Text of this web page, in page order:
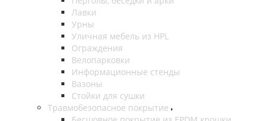
Лавки
Урны
Уличная мебель из HPL
Ограждения
Велопарковки
Информационные стенды
Вазоны
Стойки для сушки
Травмобезопасное покрытие